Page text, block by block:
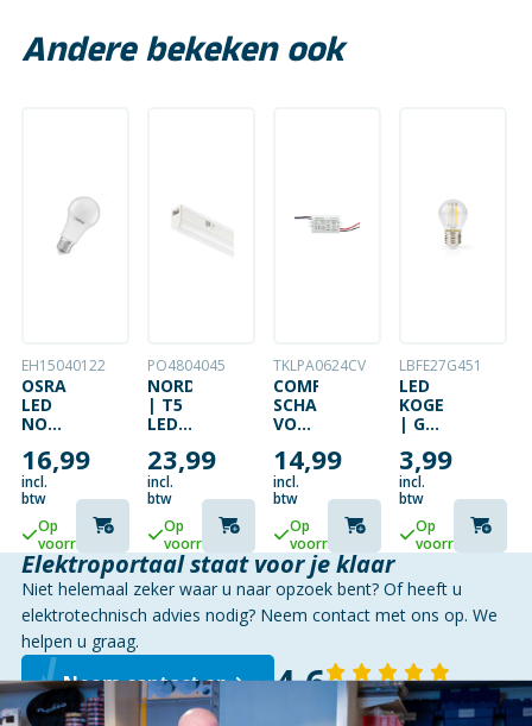
Andere bekeken ook
EH15040122
OSRAM
LED
NORMAALLAMP
E27
BEWEGINGSSENSOR
16,99
incl.
btw
Op
voorraad
PO4804045
NORDLUX
| T5
LED
|
12W
|
91CM
|
2700K
|
WARM
WIT
KEUKEN
ONDERBOUWARMATUUR
|
KOPPELBAAR
23,99
incl.
btw
Op
voorraad
TKLPA0624CV
COMPACTE
SCHAKELENDE
VOEDING
0.25A
– 6W
IP67
14,99
incl.
btw
Op
voorraad
LBFE27G451
LED
KOGELLAMP
| G45
| 2W
| 250
LM |
2700K
|
WARMWIT
3,99
incl.
btw
Op
voorraad
Elektroportaal staat voor je klaar
Niet helemaal zeker waar u naar opzoek bent? Of heeft u
elektrotechnisch advies nodig? Neem contact met ons op. We
helpen u graag.
Neem contact op 4,6 143 reviews